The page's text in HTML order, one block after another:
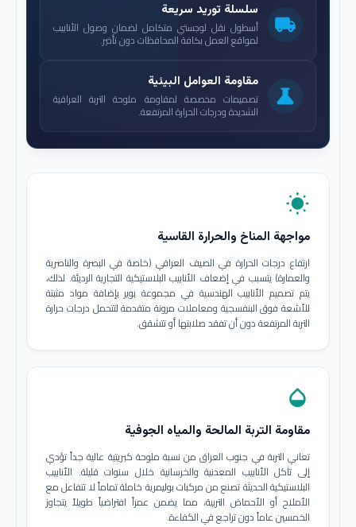
local_shipping
سلسلة توريد سريعة
أسطول نقل لوجستي متكامل لضمان وصول الأنابيب
لمواقع العمل بكافة المحافظات دون تأخير.
science
مقاومة العوامل البيئية
تصميمات مخصصة لمقاومة ملوحة التربة العراقية
الشديدة ودرجات الحرارة المرتفعة.
wb_sunny
مواجهة المناخ والحرارة القاسية
ارتفاع درجات الحرارة في الصيف العراقي (خاصة في البصرة والناصرية
والعمارة) يتسبب في إضعاف الأنابيب البلاستيكية التجارية الرديئة. لذلك،
يتم تصميم الأنابيب الهندسية في مجموعة بوير بإضافة مواد مثبتة
للأشعة فوق البنفسجية ومعاملات مرونة متقدمة لتتحمل درجات حرارة
التربة المرتفعة دون أن تفقد صلابتها أو تتشقق.
opacity
مقاومة التربة المالحة والمياه الجوفية
تعاني التربة في جنوب العراق من نسبة ملوحة كبريتية عالية جداً تؤدي
إلى تآكل الأنابيب المعدنية والخرسانية خلال سنوات قليلة. الأنابيب
البلاستيكية الحديثة تصنع من مركبات بوليمرية خاملة تماماً لا تتفاعل مع
الأملاح أو الأحماض التربية، مما يضمن عمراً افتراضياً طويلاً يتجاوز
الخمسين عاماً دون تراجع في الكفاءة.